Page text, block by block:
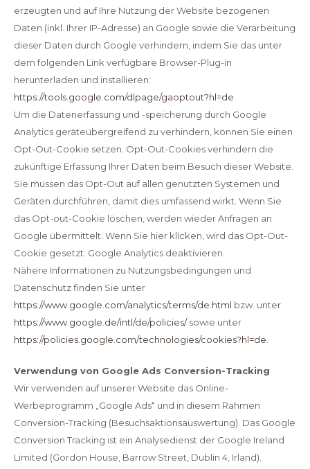
erzeugten und auf Ihre Nutzung der Website bezogenen
Daten (inkl. Ihrer IP-Adresse) an Google sowie die Verarbeitung
dieser Daten durch Google verhindern, indem Sie das unter
dem folgenden Link verfügbare Browser-Plug-in
herunterladen und installieren:
https://tools.google.com/dlpage/gaoptout?hl=de
Um die Datenerfassung und -speicherung durch Google
Analytics geräteübergreifend zu verhindern, können Sie einen
Opt-Out-Cookie setzen. Opt-Out-Cookies verhindern die
zukünftige Erfassung Ihrer Daten beim Besuch dieser Website.
Sie müssen das Opt-Out auf allen genutzten Systemen und
Geräten durchführen, damit dies umfassend wirkt. Wenn Sie
das Opt-out-Cookie löschen, werden wieder Anfragen an
Google übermittelt. Wenn Sie hier klicken, wird das Opt-Out-
Cookie gesetzt: Google Analytics deaktivieren.
Nähere Informationen zu Nutzungsbedingungen und
Datenschutz finden Sie unter
https://www.google.com/analytics/terms/de.html bzw. unter
https://www.google.de/intl/de/policies/sowie unter
https://policies.google.com/technologies/cookies?hl=de
Verwendung von Google Ads Conversion-Tracking
Wir verwenden auf unserer Website das Online-
Werbeprogramm „Google Ads“ und in diesem Rahmen
Conversion-Tracking (Besuchsaktionsauswertung). Das Google
Conversion Tracking ist ein Analysedienst der Google Ireland
Limited (Gordon House, Barrow Street, Dublin 4, Irland).